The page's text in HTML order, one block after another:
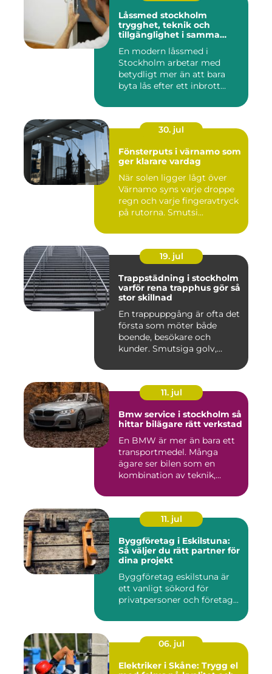
Låssmed stockholm
trygghet, teknik och
tillgänglighet i samma
En modern låssmed i
Stockholm arbetar med
betydligt mer än att bara
byta lås efter ett inbrott
30. jul
Fönsterputs i värnamo som
ger klarare vardag
När solen ligger lågt över
Värnamo syns varje droppe
regn och varje fingeravtryck
på rutorna. Smutsi...
19. jul
Trappstädning i stockholm
varför rena trapphus gör så
stor skillnad
En trappuppgång är ofta det
första som möter både
boende, besökare och
kunder. Smutsiga golv,
11. jul
Bmw service i stockholm så
hittar bilägare rätt verkstad
En BMW är mer än bara ett
transportmedel. Många
ägare ser bilen som en
kombination av teknik,
11. jul
Byggföretag i Eskilstuna:
Så väljer du rätt partner för
dina projekt
Byggföretag eskilstuna är
ett vanligt sökord för
privatpersoner och företag...
06. jul
Elektriker i Skåne: Trygg el